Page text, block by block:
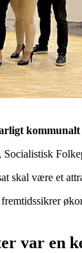
være et
var en